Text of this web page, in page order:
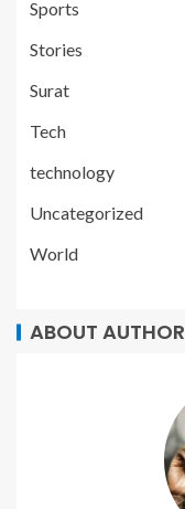
Sports
Stories
Surat
Tech
technology
Uncategorized
World
ABOUT AUTHOR